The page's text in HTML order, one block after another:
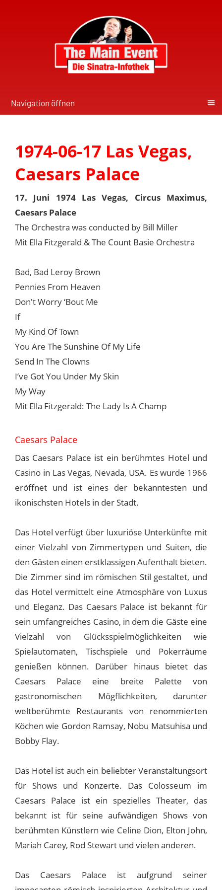
Navigation öffnen
1974-06-17 Las Vegas,
Caesars Palace
17. Juni 1974 Las Vegas, Circus Maximus,
Caesars Palace
The Orchestra was conducted by Bill Miller
Mit Ella Fitzgerald & The Count Basie Orchestra
Bad, Bad Leroy Brown
Pennies From Heaven
Don't Worry ‘Bout Me
If
My Kind Of Town
You Are The Sunshine Of My Life
Send In The Clowns
I’ve Got You Under My Skin
My Way
Mit Ella Fitzgerald: The Lady Is A Champ
Caesars Palace
Das Caesars Palace ist ein berühmtes Hotel und
Casino in Las Vegas, Nevada, USA. Es wurde 1966
eröffnet und ist eines der bekanntesten und
ikonischsten Hotels in der Stadt.
Das Hotel verfügt über luxuriöse Unterkünfte mit
einer Vielzahl von Zimmertypen und Suiten, die
den Gästen einen erstklassigen Aufenthalt bieten.
Die Zimmer sind im römischen Stil gestaltet, und
das Hotel vermittelt eine Atmosphäre von Luxus
und Eleganz. Das Caesars Palace ist bekannt für
sein umfangreiches Casino, in dem die Gäste eine
Vielzahl von Glücksspielmöglichkeiten wie
Spielautomaten, Tischspiele und Pokerräume
genießen können. Darüber hinaus bietet das
Caesars Palace eine breite Palette von
gastronomischen Mögflichkeiten, darunter
weltberühmte Restaurants von renommierten
Köchen wie Gordon Ramsay, Nobu Matsuhisa und
Bobby Flay.
Das Hotel ist auch ein beliebter Veranstaltungsort
für Shows und Konzerte. Das Colosseum im
Caesars Palace ist ein spezielles Theater, das
bekannt ist für seine aufwändigen Shows von
berühmten Künstlern wie Celine Dion, Elton John,
Mariah Carey, Rod Stewart und vielen anderen.
Das Caesars Palace ist aufgrund seiner